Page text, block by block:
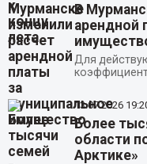
В
арендной
Для
13.07.2026
Более
области
Арктике»